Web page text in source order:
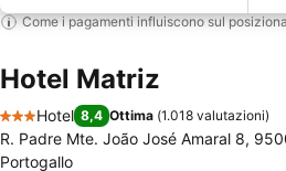
Come i pagamenti influiscono sul
Hotel Matriz
3 Stelle
Hotel 8,4 Ottima (1.018 valutazioni)
R. Padre Mte. João José Amaral 8,
Portogallo